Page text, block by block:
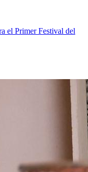
el Primer Festival del